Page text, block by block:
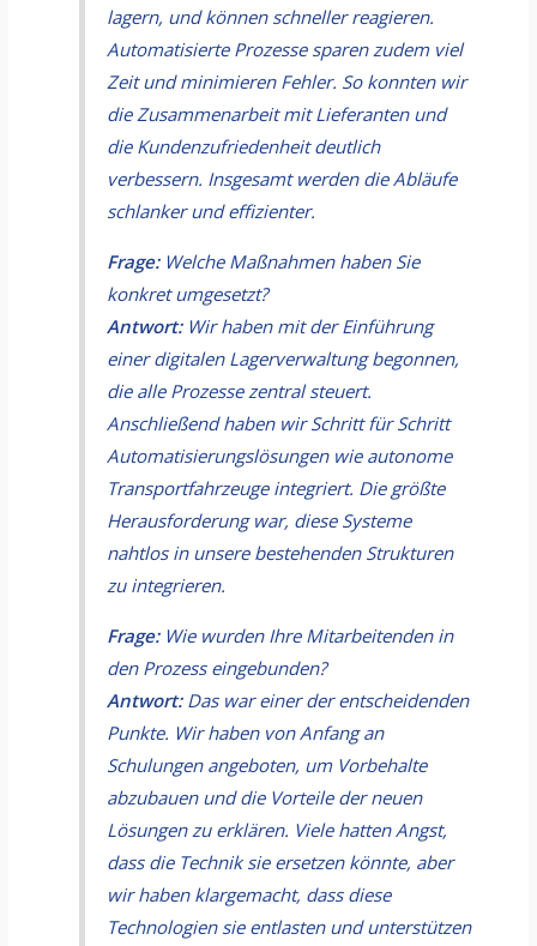
lagern, und können schneller reagieren.
Automatisierte Prozesse sparen zudem viel
Zeit und minimieren Fehler. So konnten wir
die Zusammenarbeit mit Lieferanten und
die Kundenzufriedenheit deutlich
verbessern. Insgesamt werden die Abläufe
schlanker und effizienter.
Frage:Welche Maßnahmen haben Sie
konkret umgesetzt?
Antwort:Wir haben mit der Einführung
einer digitalen Lagerverwaltung begonnen,
die alle Prozesse zentral steuert.
Anschließend haben wir Schritt für Schritt
Automatisierungslösungen wie autonome
Transportfahrzeuge integriert. Die größte
Herausforderung war, diese Systeme
nahtlos in unsere bestehenden Strukturen
zu integrieren.
Frage:Wie wurden Ihre Mitarbeitenden in
den Prozess eingebunden?
Antwort:Das war einer der entscheidenden
Punkte. Wir haben von Anfang an
Schulungen angeboten, um Vorbehalte
abzubauen und die Vorteile der neuen
Lösungen zu erklären. Viele hatten Angst,
dass die Technik sie ersetzen könnte, aber
wir haben klargemacht, dass diese
Technologien sie entlasten und unterstützen